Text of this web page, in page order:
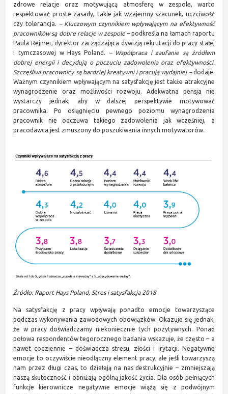
zdrowe relacje oraz motywującą atmosferę w zespole, warto
respektować proste zasady, takie jak wzajemny szacunek, uczciwość
czy tolerancja. – Kluczowym czynnikiem wpływającym na efektywność
pracowników są dobre relacje w zespole – podkreśla na łamach raportu
Paula Rejmer, dyrektor zarządzająca dywizją rekrutacji do pracy stałej
i tymczasowej w Hays Poland. – Współpraca i zaufanie są źródłem
dobrej energii i decydują o poczuciu zadowolenia oraz efektywności.
Szczęśliwi pracownicy są bardziej kreatywni i pracują wydajniej –dodaje.
Ważnym czynnikiem wpływającym na satysfakcję jest także atrakcyjne
wynagrodzenie oraz możliwości rozwoju. Adekwatna pensja nie
wystarczy jednak, aby w dalszej perspektywie motywować
pracownika. Po osiągnięciu pewnego poziomu wynagrodzenia
pracownik nie odczuwa takiego zadowolenia jak wcześniej, a
pracodawca jest zmuszony do poszukiwania innych motywatorów.
Źródło: Raport Hays Poland, Stres i satysfakcja 2018
Na satysfakcję z pracy wpływają ponadto emocje towarzyszące
podczas wykonywania zawodowych obowiązków. Okazuje się jednak,
że w pracy doświadczamy niekoniecznie tych pozytywnych. Ponad
połowa respondentów tegorocznego badania wskazuje, że często – a
nawet codziennie – doświadcza stresu, złości i irytacji.
Negatywne
emocje to oczywiście nieodłączny element pracy, ale jeśli towarzyszą
nam przez długi czas, to działają na nas destrukcyjnie – zmniejszają
naszą skuteczność i obniżają ogólną jakość życia. Dla osób pełniących
funkcje kierownicze negatywne emocje wiążą się z podwójnym